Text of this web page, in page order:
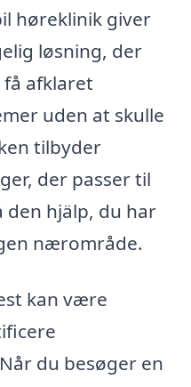
høreklinik giver
løsning, der
afklaret
uden at skulle
tilbyder
der passer til
den hjälp, du har
nærområde.
kan være
du besøger en